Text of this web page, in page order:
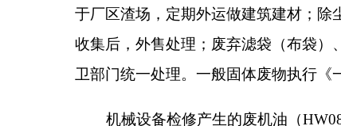
更衔接，并按证排污。
三、你单位应落实生态环境保护的主体责任
严格执行环境保护设施与主体工程同时设计、同
任。如项目发生重大变动，环评文件须报有审批